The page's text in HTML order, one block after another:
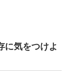
気をつけよ